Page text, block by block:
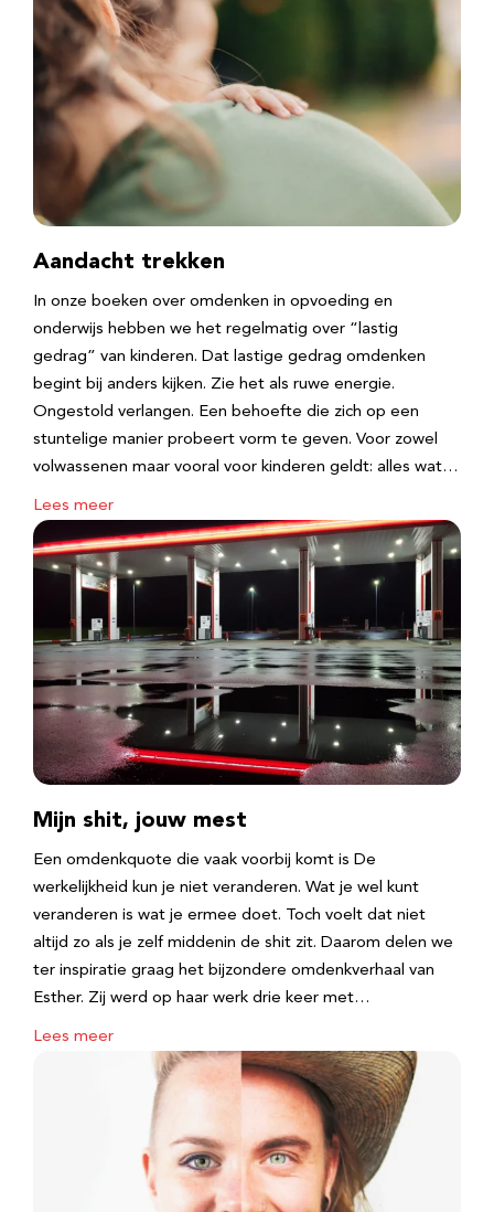
Aandacht trekken
In onze boeken over omdenken in opvoeding en
onderwijs hebben we het regelmatig over “lastig
gedrag” van kinderen. Dat lastige gedrag omdenken
begint bij anders kijken. Zie het als ruwe energie.
Ongestold verlangen. Een behoefte die zich op een
stuntelige manier probeert vorm te geven. Voor zowel
volwassenen maar vooral voor kinderen geldt: alles wat…
Lees meer
Mijn shit, jouw mest
Een omdenkquote die vaak voorbij komt is De
werkelijkheid kun je niet veranderen. Wat je wel kunt
veranderen is wat je ermee doet. Toch voelt dat niet
altijd zo als je zelf middenin de shit zit. Daarom delen we
ter inspiratie graag het bijzondere omdenkverhaal van
Esther. Zij werd op haar werk drie keer met…
Lees meer